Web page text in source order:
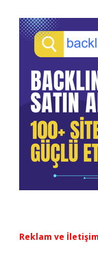
Reklam ve